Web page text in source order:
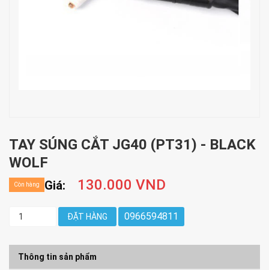
TAY SÚNG CẮT JG40 (PT31) - BLACK
WOLF
Giá: 130.000 VND
Còn hàng
ĐẶT HÀNG 0966594811
Thông tin sản phẩm